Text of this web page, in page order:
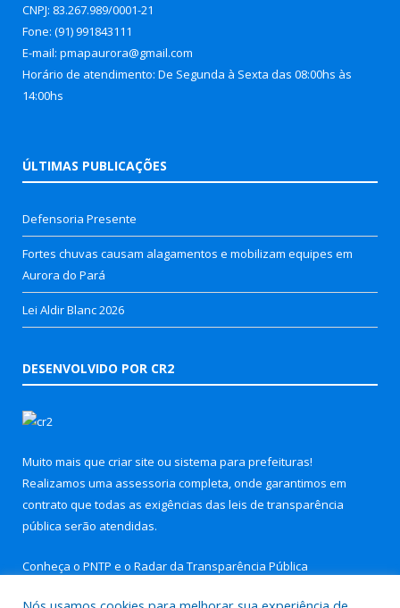
CNPJ: 83.267.989/0001-21
Fone: (91) 991843111
E-mail: pmapaurora@gmail.com
Horário de atendimento: De Segunda à Sexta das 08:00hs às
14:00hs
ÚLTIMAS PUBLICAÇÕES
Defensoria Presente
Fortes chuvas causam alagamentos e mobilizam equipes em
Aurora do Pará
Lei Aldir Blanc 2026
DESENVOLVIDO POR CR2
Muito mais que criar site ou sistema para prefeituras!
Realizamos uma assessoria completa, onde garantimos em
contrato que todas as exigências das leis de transparência
pública serão atendidas.
Conheça o PNTP e o Radar da Transparência Pública